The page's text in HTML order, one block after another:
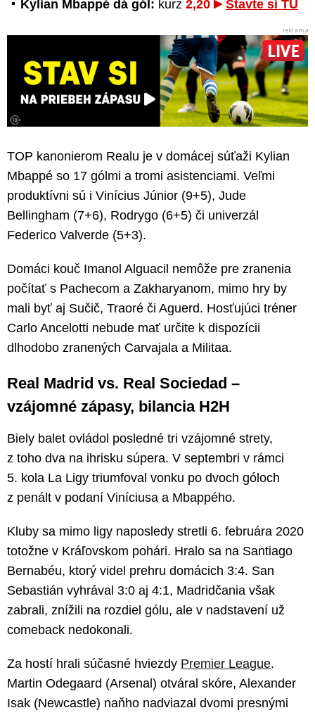
Kylian Mbappé dá gól: kurz 2,20 Stavte si TU
TOP kanonierom Realu je v domácej súťaži Kylian
Mbappé so 17 gólmi a tromi asistenciami. Veľmi
produktívni sú i Vinícius Júnior (9+5), Jude
Bellingham (7+6), Rodrygo (6+5) či univerzál
Federico Valverde (5+3).
Domáci kouč Imanol Alguacil nemôže pre zranenia
počítať s Pachecom a Zakharyanom, mimo hry by
mali byť aj Sučič, Traoré či Aguerd. Hosťujúci tréner
Carlo Ancelotti nebude mať určite k dispozícii
dlhodobo zranených Carvajala a Militaa.
Real Madrid vs. Real Sociedad –
vzájomné zápasy, bilancia H2H
Biely balet ovládol posledné tri vzájomné strety,
z toho dva na ihrisku súpera. V septembri v rámci
5. kola La Ligy triumfoval vonku po dvoch góloch
z penált v podaní Viníciusa a Mbappého.
Kluby sa mimo ligy naposledy stretli 6. februára 2020
totožne v Kráľovskom pohári. Hralo sa na Santiago
Bernabéu, ktorý videl prehru domácich 3:4. San
Sebastián vyhrával 3:0 aj 4:1, Madridčania však
zabrali, znížili na rozdiel gólu, ale v nadstavení už
comeback nedokonali.
Za hostí hrali súčasné hviezdy Premier League.
Martin Odegaard (Arsenal) otváral skóre, Alexander
Isak (Newcastle) naňho nadviazal dvomi presnými